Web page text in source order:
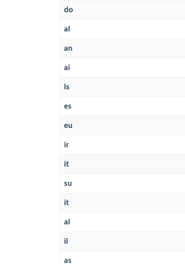
do
al
an
ai
ls
es
eu
ir
it
su
it
al
il
as